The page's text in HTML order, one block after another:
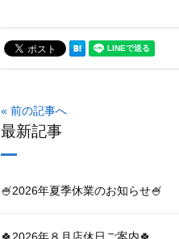
« 前の記事へ
最新記事
🍧2026年夏季休業のお知らせ🍧